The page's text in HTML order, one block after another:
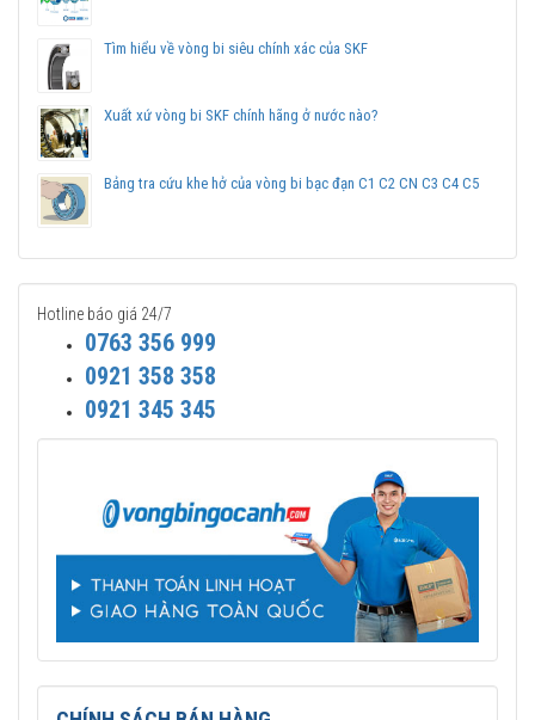
Vòng bi Ngọc Anh là đại lý ủy quyền SKF tại Việt Nam.
Chuyên phân phối các sản phẩm SKF chính hãng, giá cạnh
bi SKF NJ 310 ECP chính hãng.
Tìm hiểu về vòng bi siêu chính xác của SKF
Xuất xứ vòng bi SKF chính hãng ở nước nào?
Bảng tra cứu khe hở của vòng bi bạc đạn C1 C2 CN C3 C4 C5
Hotline báo giá 24/7
0763 356 999
0921 358 358
0921 345 345